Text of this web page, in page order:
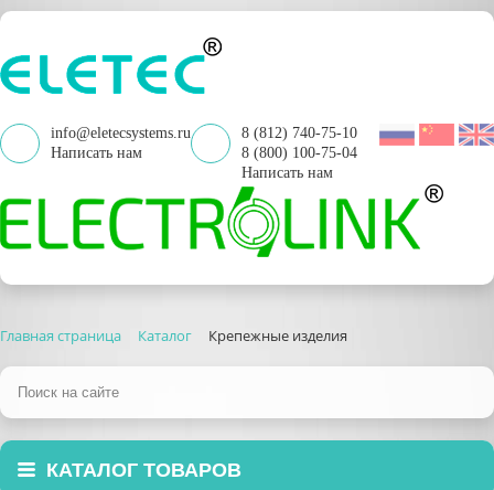
info@eletecsystems.ru
Написать нам
8 (812) 740-75-10
8 (800) 100-75-04
Написать нам
Главная страница Каталог Крепежные изделия
КАТАЛОГ ТОВАРОВ